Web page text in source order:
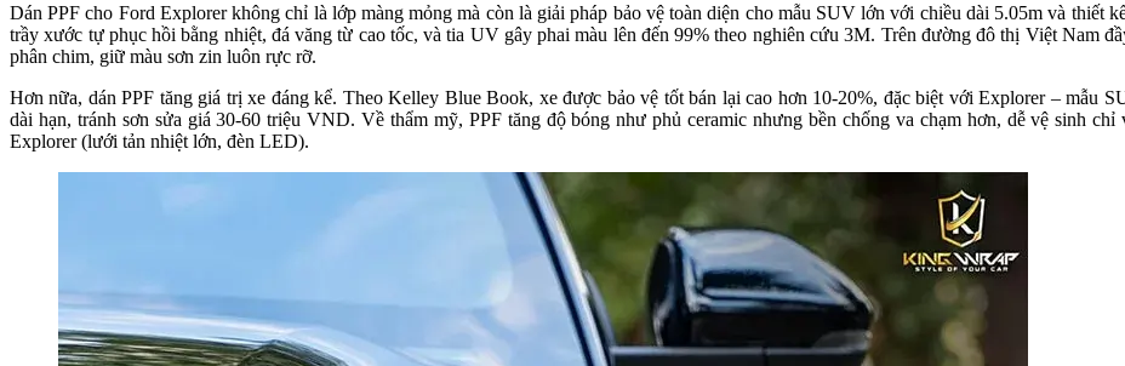
Dán PPF cho Ford Explorer không chỉ là lớp màng mỏng mà còn là giải pháp bảo vệ toàn diện cho mẫu SUV lớn với chiều dài 5.05m và thiết
trầy xước tự phục hồi bằng nhiệt, đá văng từ cao tốc, và tia UV gây phai màu lên đến 99% theo nghiên cứu 3M. Trên đường đô thị Việt Nam
phân chim, giữ màu sơn zin luôn rực rỡ.
Hơn nữa, dán PPF tăng giá trị xe đáng kể. Theo Kelley Blue Book, xe được bảo vệ tốt bán lại cao hơn 10-20%, đặc biệt với Explorer – mẫu
dài hạn, tránh sơn sửa giá 30-60 triệu VND. Về thẩm mỹ, PPF tăng độ bóng như phủ ceramic nhưng bền chống va chạm hơn, dễ vệ sinh
Explorer (lưới tản nhiệt lớn, đèn LED).